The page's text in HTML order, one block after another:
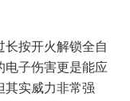
长按开火解锁全自
电子伤害更是能应
其实威力非常强